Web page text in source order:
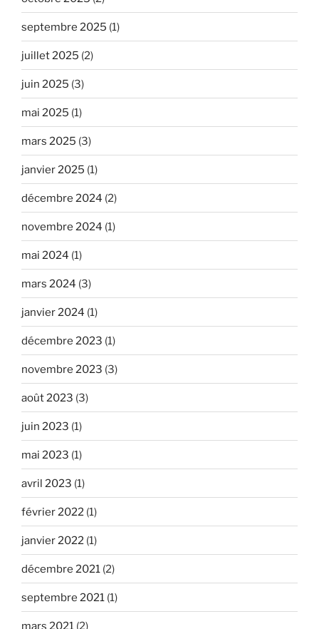
septembre 2025 (1)
juillet 2025 (2)
juin 2025 (3)
mai 2025 (1)
mars 2025 (3)
janvier 2025 (1)
décembre 2024 (2)
novembre 2024 (1)
mai 2024 (1)
mars 2024 (3)
janvier 2024 (1)
décembre 2023 (1)
novembre 2023 (3)
août 2023 (3)
juin 2023 (1)
mai 2023 (1)
avril 2023 (1)
février 2022 (1)
janvier 2022 (1)
décembre 2021 (2)
septembre 2021 (1)
mars 2021 (2)